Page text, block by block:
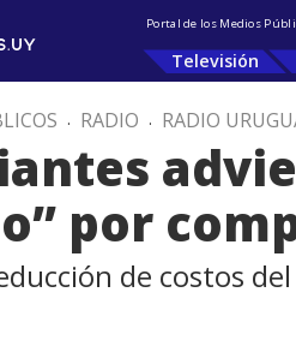
Portal de los Medios
Televisión
. RADIO . RADIO
por
de costos